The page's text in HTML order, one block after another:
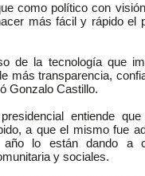
como político con
más fácil y rápido el
de la tecnología que
más transparencia,
Gonzalo Castillo.
presidencial entiende
a que el mismo fue
lo están dando a
y sociales.